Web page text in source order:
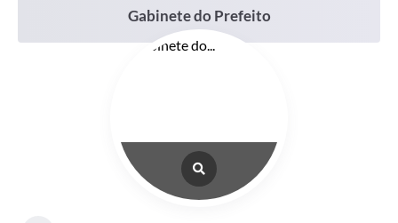
Gabinete do Prefeito